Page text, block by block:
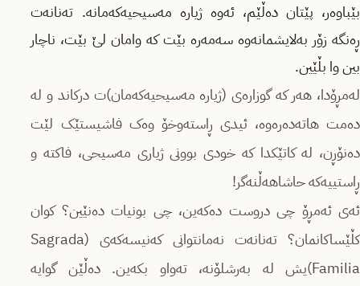
بێباوەر، پێتان دەڵێم، ئەوە ژیارە مەسیحیەکەمانە. تەنانەت
ڕەنگە زۆر بەلایشمانەوە سەمەرە بێت کە وامان لێ بێت، ناچار
بین وا بڵێین.
لەمڕۆدا، هەر کە گوزارەی (ژیارە مەسیحیەکەمان)ت درکاند و لە
دەمت هاتەدەرەوە، ئیدی ڕاستەوخۆ وەک فاشیستێک لێت
دەنۆڕن، لە کاتێکدا کە خودی بوونی ژیاری مەسیحی، فاکتە و
ڕاستییەکە حاشاهەڵنەگر!
ئەی ئەمڕۆ چی دروست دەکەین، چی بونیات دەنێین؟ کوان
کڵێساکانمان؟ تەنانەت نەمانتوانی کەنیسەکەی (Sagrada
Familia)یش لە بەرشلۆنە، تەواو بکەین. دەڵێن گوایە